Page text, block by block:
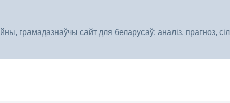
грамадазнаўчы сайт для беларусаў: аналіз, прагноз,